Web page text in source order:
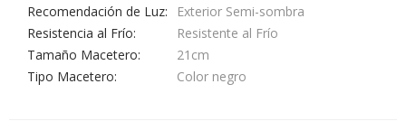
Recomendación de Luz
Exterior Semi-sombra
Resistencia al Frío
Resistente al Frío
Tamaño Macetero
21cm
Tipo Macetero
Color negro